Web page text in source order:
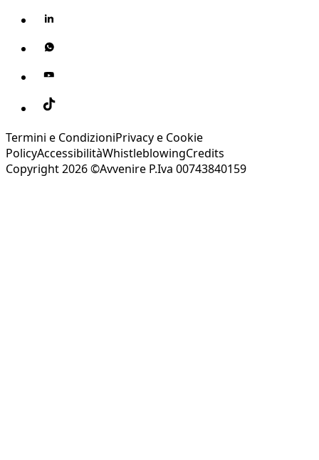
Termini e CondizioniPrivacy e Cookie
PolicyAccessibilitàWhistleblowingCredits
Copyright 2026 ©Avvenire P.Iva 00743840159